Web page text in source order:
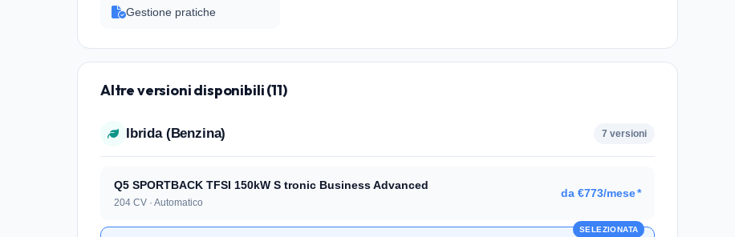
Gestione pratiche
Altre versioni disponibili (11)
Ibrida (Benzina) 7 versioni
Q5 SPORTBACK TFSI 150kW S tronic Business Advanced
204 CV · Automatico
da €773/mese*
SELEZIONATA